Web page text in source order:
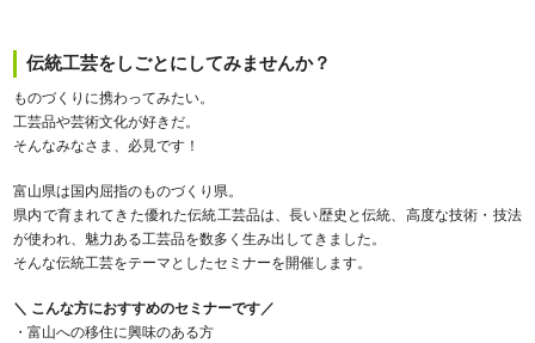
伝統工芸をしごとにしてみませんか？
ものづくりに携わってみたい。
工芸品や芸術文化が好きだ。
そんなみなさま、必見です！
富山県は国内屈指のものづくり県。
県内で育まれてきた優れた伝統工芸品は、長い歴史と伝統、高度な技術・技法
が使われ、魅力ある工芸品を数多く生み出してきました。
そんな伝統工芸をテーマとしたセミナーを開催します。
＼ こんな方におすすめのセミナーです／
・富山への移住に興味のある方